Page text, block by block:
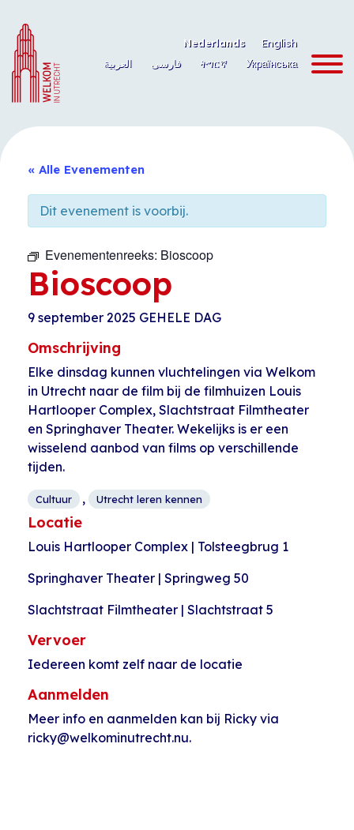
naar
de
inhoud
Nederlands
English
العربية
فارسی ትግርኛ Українська
« Alle Evenementen
Dit evenement is voorbij.
Evenementenreeks: Bioscoop
Bioscoop
9 september 2025 GEHELE DAG
Omschrijving
Elke dinsdag kunnen vluchtelingen via Welkom
in Utrecht naar de film bij de filmhuizen Louis
Hartlooper Complex, Slachtstraat Filmtheater
en Springhaver Theater. Wekelijks is er een
wisselend aanbod van films op verschillende
tijden.
Cultuur , Utrecht leren kennen
Locatie
Louis Hartlooper Complex | Tolsteegbrug 1
Springhaver Theater | Springweg 50
Slachtstraat Filmtheater | Slachtstraat 5
Vervoer
Iedereen komt zelf naar de locatie
Aanmelden
Meer info en aanmelden kan bij Ricky via
ricky@welkominutrecht.nu.